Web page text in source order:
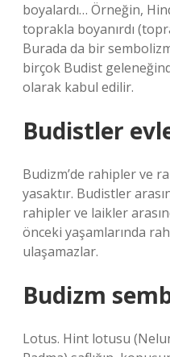
boyalardı… Örneğin,
toprakla boyanırdı
Burada da bir
birçok Budist
olarak kabul edilir.
Budistler
Budizm’de rahipler ve
yasaktır. Budistler
rahipler ve laikler
önceki yaşamlarında
ulaşamazlar.
Budizm
Lotus. Hint lotusu